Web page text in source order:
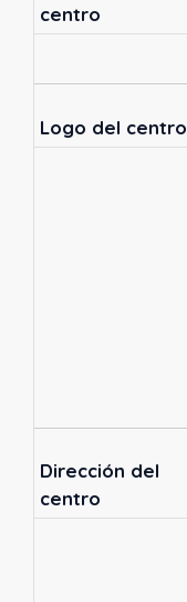
centro
Logo del centro
Dirección del
centro